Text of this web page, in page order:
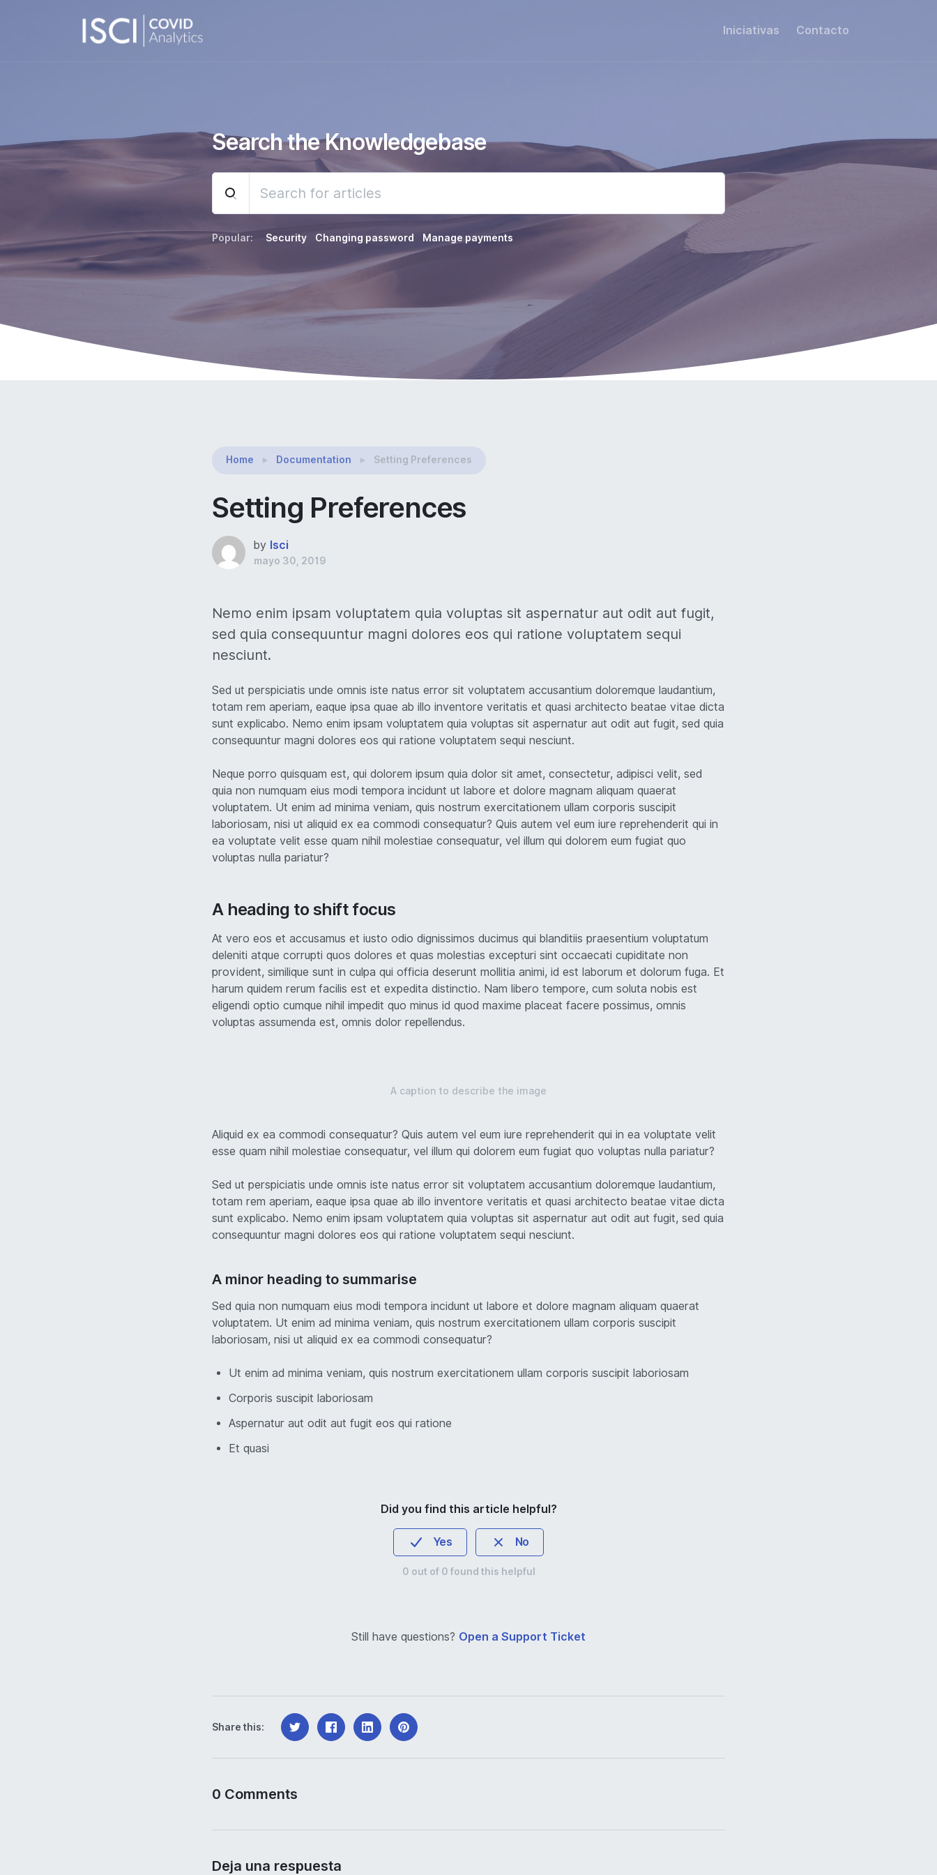
Iniciativas Contacto
Search the Knowledgebase
Popular: Security Changing password Manage payments
Home Documentation Setting Preferences
Setting Preferences
by Isci
mayo 30, 2019
Nemo enim ipsam voluptatem quia voluptas sit aspernatur aut odit aut fugit,
sed quia consequuntur magni dolores eos qui ratione voluptatem sequi
nesciunt.
Sed ut perspiciatis unde omnis iste natus error sit voluptatem accusantium doloremque laudantium,
totam rem aperiam, eaque ipsa quae ab illo inventore veritatis et quasi architecto beatae vitae dicta
sunt explicabo. Nemo enim ipsam voluptatem quia voluptas sit aspernatur aut odit aut fugit, sed quia
consequuntur magni dolores eos qui ratione voluptatem sequi nesciunt.
Neque porro quisquam est, qui dolorem ipsum quia dolor sit amet, consectetur, adipisci velit, sed
quia non numquam eius modi tempora incidunt ut labore et dolore magnam aliquam quaerat
voluptatem. Ut enim ad minima veniam, quis nostrum exercitationem ullam corporis suscipit
laboriosam, nisi ut aliquid ex ea commodi consequatur? Quis autem vel eum iure reprehenderit qui in
ea voluptate velit esse quam nihil molestiae consequatur, vel illum qui dolorem eum fugiat quo
voluptas nulla pariatur?
A heading to shift focus
At vero eos et accusamus et iusto odio dignissimos ducimus qui blanditiis praesentium voluptatum
deleniti atque corrupti quos dolores et quas molestias excepturi sint occaecati cupiditate non
provident, similique sunt in culpa qui officia deserunt mollitia animi, id est laborum et dolorum fuga. Et
harum quidem rerum facilis est et expedita distinctio. Nam libero tempore, cum soluta nobis est
eligendi optio cumque nihil impedit quo minus id quod maxime placeat facere possimus, omnis
voluptas assumenda est, omnis dolor repellendus.
A caption to describe the image
Aliquid ex ea commodi consequatur? Quis autem vel eum iure reprehenderit qui in ea voluptate velit
esse quam nihil molestiae consequatur, vel illum qui dolorem eum fugiat quo voluptas nulla pariatur?
Sed ut perspiciatis unde omnis iste natus error sit voluptatem accusantium doloremque laudantium,
totam rem aperiam, eaque ipsa quae ab illo inventore veritatis et quasi architecto beatae vitae dicta
sunt explicabo. Nemo enim ipsam voluptatem quia voluptas sit aspernatur aut odit aut fugit, sed quia
consequuntur magni dolores eos qui ratione voluptatem sequi nesciunt.
A minor heading to summarise
Sed quia non numquam eius modi tempora incidunt ut labore et dolore magnam aliquam quaerat
voluptatem. Ut enim ad minima veniam, quis nostrum exercitationem ullam corporis suscipit
laboriosam, nisi ut aliquid ex ea commodi consequatur?
Ut enim ad minima veniam, quis nostrum exercitationem ullam corporis suscipit laboriosam
Corporis suscipit laboriosam
Aspernatur aut odit aut fugit eos qui ratione
Et quasi
Did you find this article helpful?
Yes No
0 out of 0 found this helpful
Still have questions? Open a Support Ticket
Share this:
0 Comments
Deja una respuesta